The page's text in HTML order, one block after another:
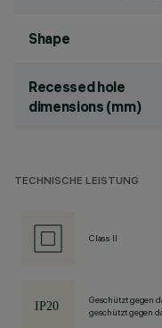
Shape
Recessed hole
dimensions (mm)
TECHNISCHE LEISTUNG
Class II
Geschützt gegen
geschützt gegen